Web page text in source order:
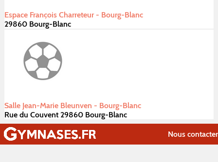
Espace François Charreteur - Bourg-Blanc
29860 Bourg-Blanc
Salle Jean-Marie Bleunven - Bourg-Blanc
Rue du Couvent 29860 Bourg-Blanc
Nous contacter